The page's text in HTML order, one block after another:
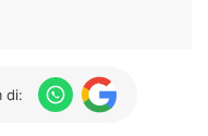
di: